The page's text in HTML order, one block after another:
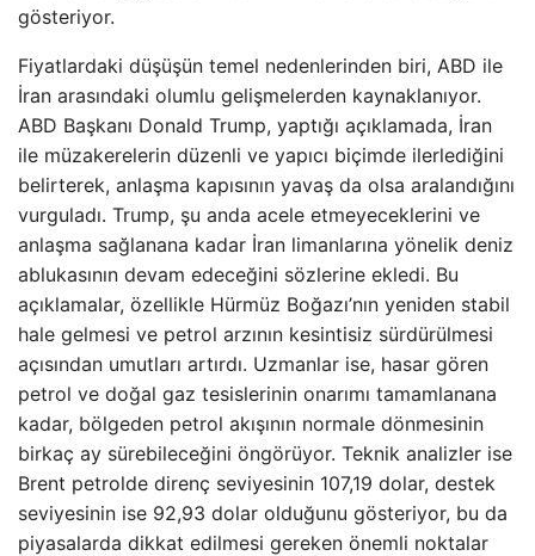
gösteriyor.
Fiyatlardaki düşüşün temel nedenlerinden biri, ABD ile
İran arasındaki olumlu gelişmelerden kaynaklanıyor.
ABD Başkanı Donald Trump, yaptığı açıklamada, İran
ile müzakerelerin düzenli ve yapıcı biçimde ilerlediğini
belirterek, anlaşma kapısının yavaş da olsa aralandığını
vurguladı. Trump, şu anda acele etmeyeceklerini ve
anlaşma sağlanana kadar İran limanlarına yönelik deniz
ablukasının devam edeceğini sözlerine ekledi. Bu
açıklamalar, özellikle Hürmüz Boğazı’nın yeniden stabil
hale gelmesi ve petrol arzının kesintisiz sürdürülmesi
açısından umutları artırdı. Uzmanlar ise, hasar gören
petrol ve doğal gaz tesislerinin onarımı tamamlanana
kadar, bölgeden petrol akışının normale dönmesinin
birkaç ay sürebileceğini öngörüyor. Teknik analizler ise
Brent petrolde direnç seviyesinin 107,19 dolar, destek
seviyesinin ise 92,93 dolar olduğunu gösteriyor, bu da
piyasalarda dikkat edilmesi gereken önemli noktalar